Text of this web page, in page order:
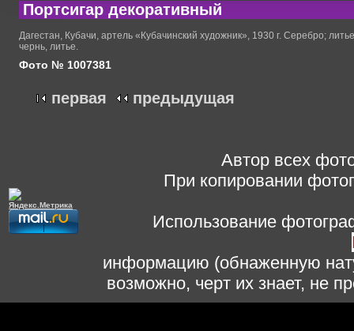
Портсигар декоративный
Дагестан, Кубачи, артель «Кубачинский художник», 1930 г. Серебро;
чернь, литье.
Фото № 1007381
первая предыдущая
Автор всех
При копировании
Использование
информацию (обнаженную
возможно, черт их знает, не